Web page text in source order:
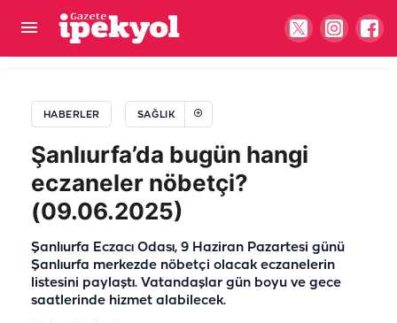
HABERLER SAĞLIK
Şanlıurfa’da bugün hangi
eczaneler nöbetçi?
(09.06.2025)
Şanlıurfa Eczacı Odası, 9 Haziran Pazartesi günü
Şanlıurfa merkezde nöbetçi olacak eczanelerin
listesini paylaştı. Vatandaşlar gün boyu ve gece
saatlerinde hizmet alabilecek.
Şanlıurfa'da sistem çilesi: Hastalar başka